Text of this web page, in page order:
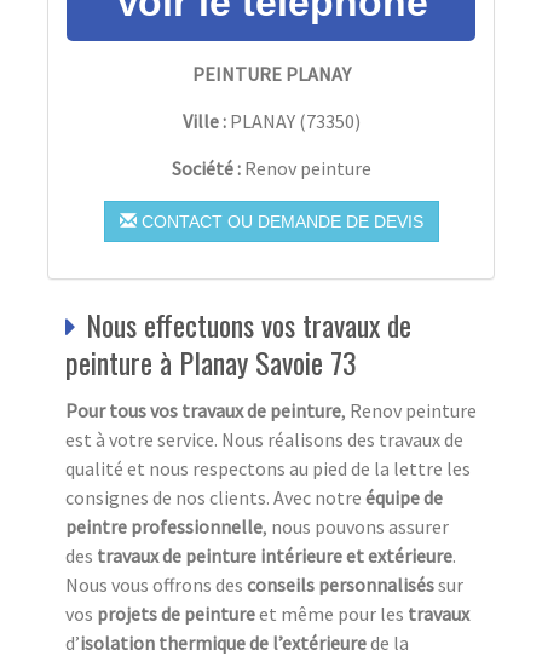
PEINTURE PLANAY
Ville : PLANAY(73350)
Société : Renov peinture
CONTACT OU DEMANDE DE DEVIS
Nous effectuons vos travaux de
peinture à Planay Savoie 73
Pour tous vos travaux de peinture, Renov peinture
est à votre service. Nous réalisons des travaux de
qualité et nous respectons au pied de la lettre les
consignes de nos clients. Avec notre équipe de
peintre professionnelle, nous pouvons assurer
des travaux de peinture intérieure et extérieure.
Nous vous offrons des conseils personnaliséssur
vos projets de peintureet même pour les travaux
d’isolation thermique de l’extérieurede la